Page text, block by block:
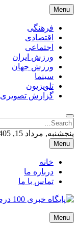
Skip
to
content
Menu
فرهنگی
اقتصادی
اجتماعی
ورزش ایران
ورزش جهان
سینما
تلویزیون
گزارش تصویری
Search
for:
Search
پنجشنبه, مرداد 15, 1405
Menu
خانه
درباره ما
تماس با ما
پایگاه خبری 100 درصد نیوز
پایگاه خبری 100 درصد نیوز
Menu